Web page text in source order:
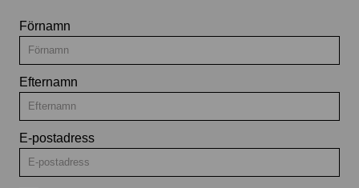
Förnamn
Efternamn
E-postadress